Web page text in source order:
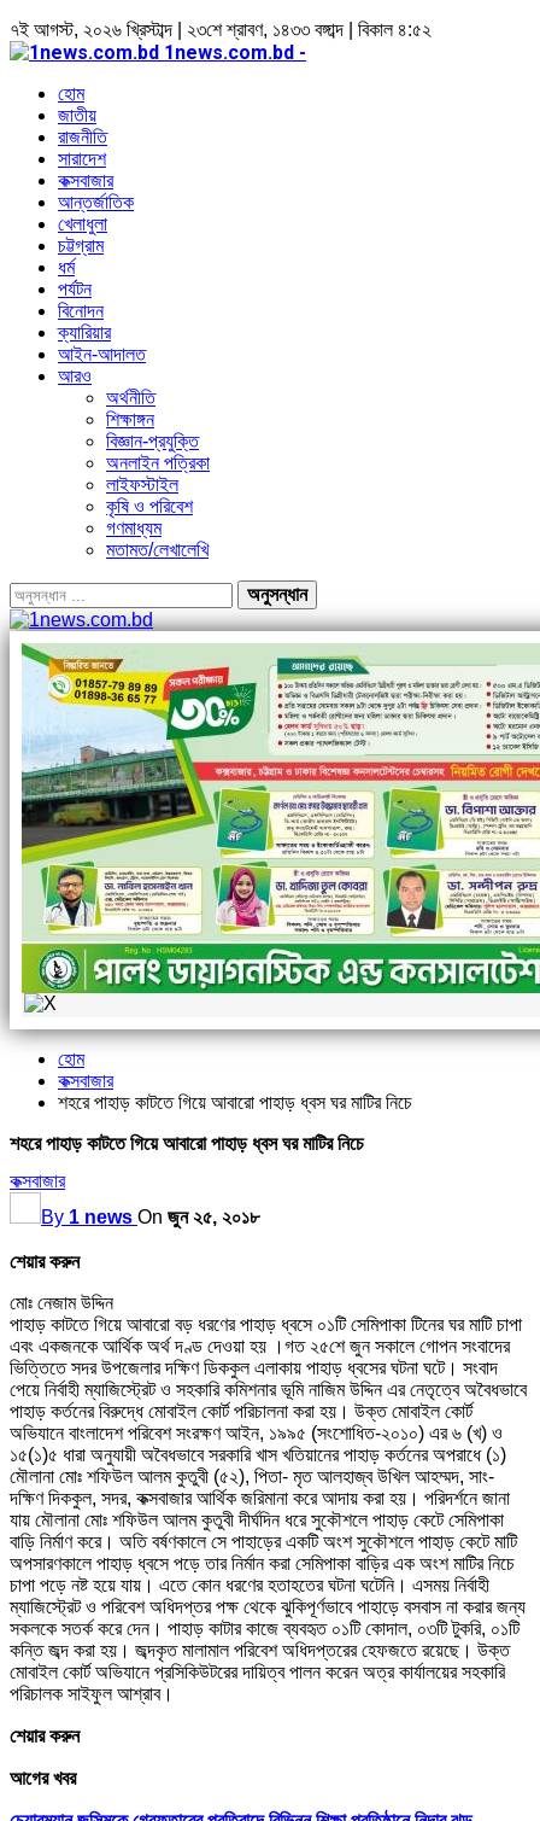
৭ই আগস্ট, ২০২৬ খ্রিস্টাব্দ | ২৩শে শ্রাবণ, ১৪৩৩ বঙ্গাব্দ | বিকাল ৪:৫২
1news.com.bd -
হোম
জাতীয়
রাজনীতি
সারাদেশ
কক্সবাজার
আন্তর্জাতিক
খেলাধুলা
চট্টগ্রাম
ধর্ম
পর্যটন
বিনোদন
ক্যারিয়ার
আইন-আদালত
আরও
অর্থনীতি
শিক্ষাঙ্গন
বিজ্ঞান-প্রযুক্তি
অনলাইন পত্রিকা
লাইফস্টাইল
কৃষি ও পরিবেশ
গণমাধ্যম
মতামত/লেখালেখি
হোম
কক্সবাজার
শহরে পাহাড় কাটতে গিয়ে আবারো পাহাড় ধ্বস ঘর মাটির নিচে
শহরে পাহাড় কাটতে গিয়ে আবারো পাহাড় ধ্বস ঘর মাটির নিচে
কক্সবাজার
By 1 news On জুন ২৫, ২০১৮
শেয়ার করুন
মোঃ নেজাম উদ্দিন
পাহাড় কাটতে গিয়ে আবারো বড় ধরণের পাহাড় ধ্বসে ০১টি সেমিপাকা টিনের ঘর মাটি চাপা
এবং একজনকে আর্থিক অর্থ দণ্ড দেওয়া হয় ।গত ২৫শে জুন সকালে গোপন সংবাদের
ভিত্তিতে সদর উপজেলার দক্ষিণ ডিককুল এলাকায় পাহাড় ধ্বসের ঘটনা ঘটে। সংবাদ
পেয়ে নির্বাহী ম্যাজিস্ট্রেট ও সহকারি কমিশনার ভূমি নাজিম উদ্দিন এর নেতৃত্বে অবৈধভাবে
পাহাড় কর্তনের বিরুদ্ধে মোবাইল কোর্ট পরিচালনা করা হয়। উক্ত মোবাইল কোর্ট
অভিযানে বাংলাদেশ পরিবেশ সংরক্ষণ আইন, ১৯৯৫ (সংশোধিত-২০১০) এর ৬ (খ) ও
১৫(১)৫ ধারা অনুযায়ী অবৈধভাবে সরকারি খাস খতিয়ানের পাহাড় কর্তনের অপরাধে (১)
মৌলানা মোঃ শফিউল আলম কুতুবী (৫২), পিতা- মৃত আলহাজ্ব উখিল আহম্মদ, সাং-
দক্ষিণ দিককুল, সদর, কক্সবাজার আর্থিক জরিমানা করে আদায় করা হয়। পরিদর্শনে জানা
যায় মৌলানা মোঃ শফিউল আলম কুতুবী দীর্ঘদিন ধরে সুকৌশলে পাহাড় কেটে সেমিপাকা
বাড়ি নির্মাণ করে। অতি বর্ষণকালে সে পাহাড়ের একটি অংশ সুকৌশলে পাহাড় কেটে মাটি
অপসারণকালে পাহাড় ধ্বসে পড়ে তার নির্মান করা সেমিপাকা বাড়ির এক অংশ মাটির নিচে
চাপা পড়ে নষ্ট হয়ে যায়। এতে কোন ধরণের হতাহতের ঘটনা ঘটেনি। এসময় নির্বাহী
ম্যাজিস্ট্রেট ও পরিবেশ অধিদপ্তর পক্ষ থেকে ঝুকিপূর্ণভাবে পাহাড়ে বসবাস না করার জন্য
সকলকে সতর্ক করে দেন। পাহাড় কাটার কাজে ব্যবহৃত ০১টি কোদাল, ০৩টি টুকরি, ০১টি
কন্তি জব্দ করা হয়। জব্দকৃত মালামাল পরিবেশ অধিদপ্তরের হেফজতে রয়েছে। উক্ত
মোবাইল কোর্ট অভিযানে প্রসিকিউটরের দায়িত্ব পালন করেন অত্র কার্যালয়ের সহকারি
পরিচালক সাইফুল আশ্রাব।
শেয়ার করুন
আগের খবর